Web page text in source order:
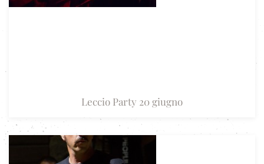
Leccio Party 20 giugno